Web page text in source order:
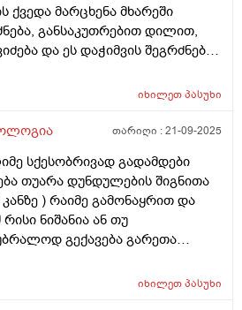
ტკივილი ქავილი ქავილი
მაქვს ვარ ბიჭი
ქვედა მარცხენა მხარეში
განსაკუთრებით დილით,
და ეს დაჭიმვის შეგრძნება
მაწუხებს და მისველდება
ვშვები მაქვს კიდევ. •
რომ ბოლომდე ვერ
ჭინთების შემდეგ ხშირად
შემდეგ მიღიზიანდება და წვა
ხშირად ხან მარცხენა
თითქოს რაღაც უჭირს. • ბოლო
გახდა ხილის ჭამის შემდეგ •
იხილეთპასუხი
თარიღი :21-09-2025
სქესობრივად გადამდები
თუარა დუნდულების შიგნითა
) რაიმე გამონაყრით და
ნიშანია ან თუ
გექავება გარეთა
იხილეთპასუხი